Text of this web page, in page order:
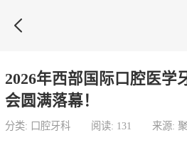

2026年西部国际口腔医学
会圆满落幕！
分类: 口腔牙科 阅读: 131 来源: